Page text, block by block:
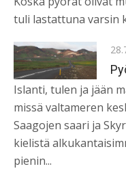
tuli lastattuna varsin
on
Islanti, tulen ja jään
missä valtameren
Saagojen saari ja
kielistä
pienin...